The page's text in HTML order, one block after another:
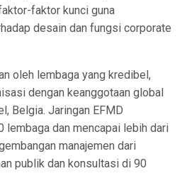
faktor kunci guna
desain dan fungsi corporate
oleh lembaga yang kredibel,
dengan keanggotaan global
Belgia. Jaringan EFMD
lembaga dan mencapai lebih dari
manajemen dari
publik dan konsultasi di 90